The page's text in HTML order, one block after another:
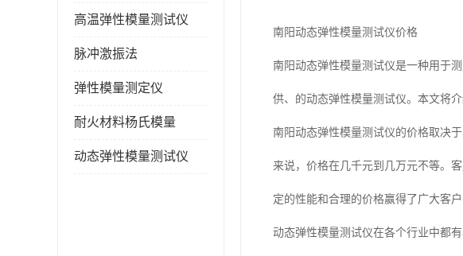
高温弹性模量测试仪
脉冲激振法
弹性模量测定仪
耐火材料杨氏模量
动态弹性模量测试仪
南阳动态弹性模量测试仪价格
南阳动态弹性模量测试仪是一种用于
供、的动态弹性模量测试仪。本文将
南阳动态弹性模量测试仪的价格取决
来说，价格在几千元到几万元不等。
定的性能和合理的价格赢得了广大客户
动态弹性模量测试仪在各个行业中都